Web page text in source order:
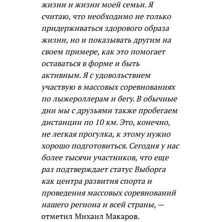
жизни и жизни моей семьи. Я
считаю, что необходимо не только
придерживаться здорового образа
жизни, но и показывать другим на
своем примере, как это помогает
оставаться в форме и быть
активным. Я с удовольствием
участвую в массовых соревнованиях
по лыжероллерам и бегу. В обычные
дни мы с друзьями также пробегаем
дистанции по 10 км. Это, конечно,
не легкая прогулка, к этому нужно
хорошо подготовиться. Сегодня у нас
более тысячи участников, что еще
раз подтверждает статус Выборга
как центра развития спорта и
проведения массовых соревнований
нашего региона и всей страны, —
отметил Михаил Макаров.